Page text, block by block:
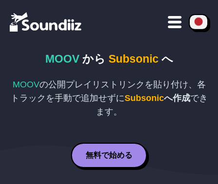
MOOVから Subsonic へ
MOOVの公開プレイリストリンクを貼り付け、各
トラックを手動で追加せずにSubsonicへ作成でき
ます。
無料で始める